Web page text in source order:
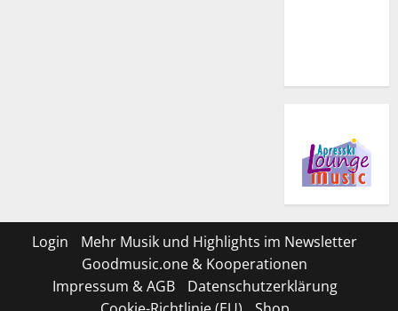
Login
Mehr Musik und Highlights im Newsletter
Goodmusic.one & Kooperationen
Impressum & AGB
Datenschutzerklärung